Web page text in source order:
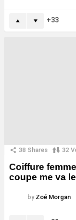
33
38 Shares 32
Coiffure
coupe me va
by Zoé Morgan